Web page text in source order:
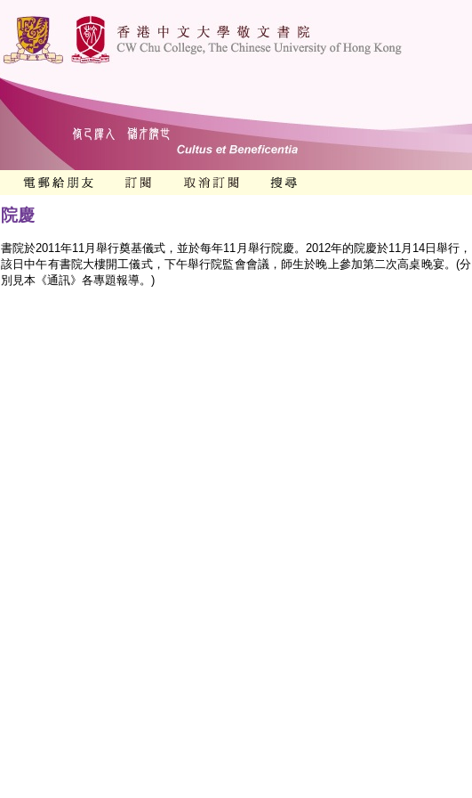
院慶
書院於2011年11月舉行奠基儀式，並於每年11月舉行院慶。2012年的院慶於11月14日舉行，
該日中午有書院大樓開工儀式，下午舉行院監會會議，師生於晚上參加第二次高桌晚宴。(分
別見本《通訊》各專題報導。)